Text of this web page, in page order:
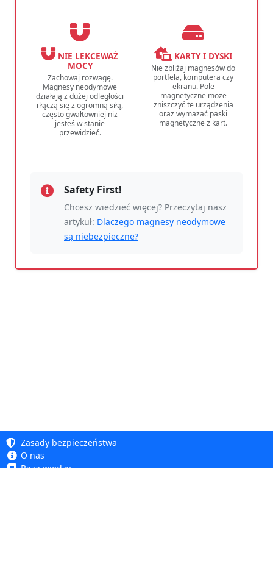
NIE LEKCEWAŻ
MOCY
Zachowaj rozwagę.
Magnesy neodymowe
działają z dużej odległości
i łączą się z ogromną siłą,
często gwałtowniej niż
jesteś w stanie
przewidzieć.
KARTY I DYSKI
Nie zbliżaj magnesów do
portfela, komputera czy
ekranu. Pole
magnetyczne może
zniszczyć te urządzenia
oraz wymazać paski
magnetyczne z kart.
Safety First!
Chcesz wiedzieć więcej? Przeczytaj nasz
artykuł: Dlaczego magnesy neodymowe
są niebezpieczne?
Zasady bezpieczeństwa
O nas
Baza wiedzy